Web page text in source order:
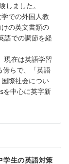
しました。
での外国人教
の英文書類の
語での調節を経
現在は英語学習
傍らで、「英語
際社会につい
を中心に英字新
学生の英語対策